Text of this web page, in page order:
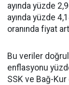
ayında yüzde
ayında yüzde
oranında fiyat
Bu veriler
enflasyonu
SSK ve Bağ-Kur